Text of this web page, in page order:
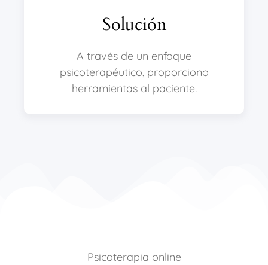
Solución
A través de un enfoque
psicoterapéutico, proporciono
herramientas al paciente.
Psicoterapia online